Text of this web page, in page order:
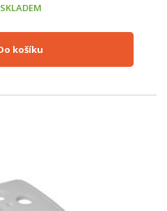
SKLADEM
Do košíku